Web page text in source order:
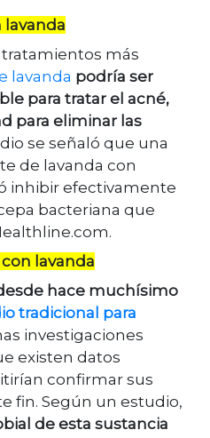
lavanda
más
lavanda podría ser
para tratar el acné,
para eliminar las
se señaló que una
de lavanda con
inhibir efectivamente
bacteriana que
lavanda
hace muchísimo
tradicional para
investigaciones
existen datos
confirmar sus
fin. Según un estudio,
de esta sustancia